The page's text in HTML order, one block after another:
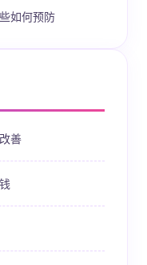
如何预防
善